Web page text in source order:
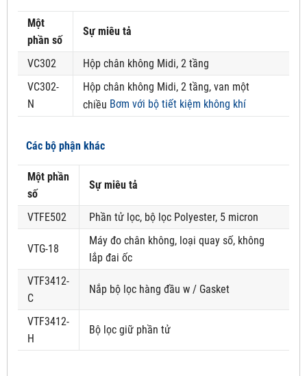
Một
phần số
Sự miêu tả
VC302
Hộp chân không Midi, 2 tầng
VC302-
N
Hộp chân không Midi, 2 tầng, van một
chiều Bơm với bộ tiết kiệm không khí
Các bộ phận khác
Một phần
số
Sự miêu tả
VTFE502 Phần tử lọc, bộ lọc Polyester, 5 micron
VTG-18
Máy đo chân không, loại quay số, không
lắp đai ốc
VTF3412-
C
Nắp bộ lọc hàng đầu w / Gasket
VTF3412-
H
Bộ lọc giữ phần tử